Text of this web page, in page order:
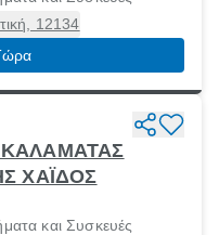
12134
ΧΑΪΔΟΣ
και Συσκευές